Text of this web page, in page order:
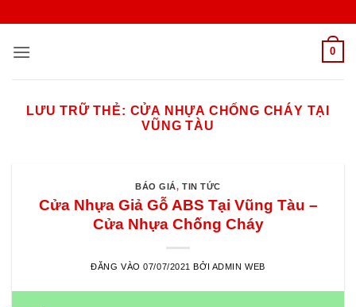
nội
0
LƯU TRỮ THẺ: CỬA NHỰA CHỐNG CHÁY TẠI
VŨNG TÀU
BÁO GIÁ,TIN TỨC
Cửa Nhựa Giả Gỗ ABS Tại Vũng Tàu –
Cửa Nhựa Chống Cháy
ĐĂNG VÀO07/07/2021 BỞI ADMIN WEB